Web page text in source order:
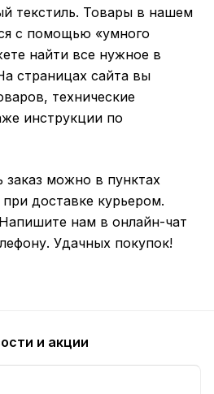
текстиль. Товары в нашем
с помощью «умного
найти все нужное в
страницах сайта вы
технические
инструкции по
заказ можно в пунктах
доставке курьером.
нам в онлайн-чат
Удачных покупок!
и акции